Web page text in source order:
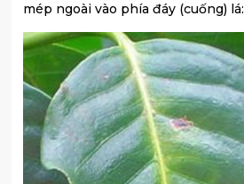
mép ngoài vào phía đáy (cuống) lá: